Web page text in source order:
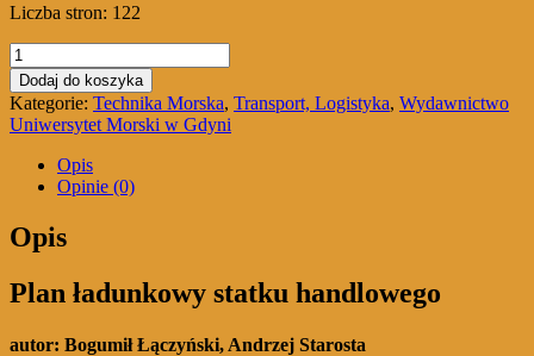
Liczba stron: 122
ilość
Plan
ładunkowy
statku
handlowego
Dodaj do koszyka
Kategorie: Technika Morska, Transport, Logistyka, Wydawnictwo
Uniwersytet Morski w Gdyni
Opis
Opinie (0)
Opis
Plan ładunkowy statku handlowego
autor: Bogumił Łączyński, Andrzej Starosta